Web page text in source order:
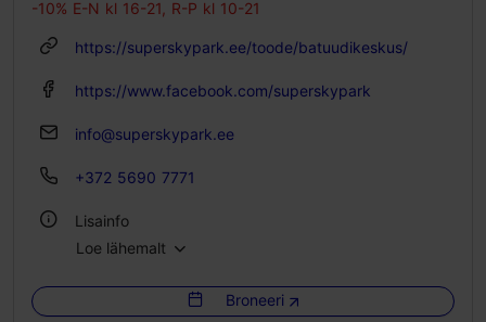
-10% E-N kl 16-21, R-P kl 10-21
https://superskypark.ee/toode/batuudikeskus/
https://www.facebook.com/superskypark
info@superskypark.ee
+372 5690 7771
Lisainfo
Siseruumis
Loe lähemalt
Broneeri